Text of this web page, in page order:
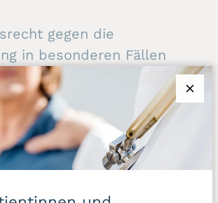
gegen die
in besonderen Fällen
(Art. 21
AUF GRUNDLAGE VON
E ODER F DSGVO ERFOLGT, HABEN
RECHT, AUS GRÜNDEN, DIE SICH
SITUATION ERGEBEN, GEGEN
IHRER PERSONENBEZOGENEN